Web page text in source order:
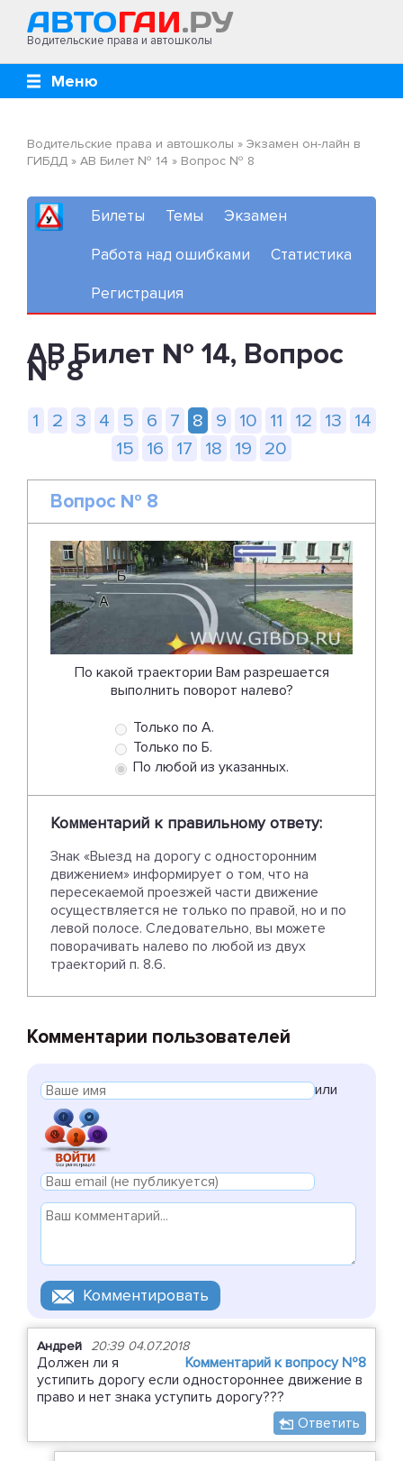
Водительские права и автошколы
Меню
Водительские права и автошколы » Экзамен он-лайн в
ГИБДД » AB Билет № 14 » Вопрос № 8
Билеты Темы Экзамен
Работа над ошибками Статистика
Регистрация
AB Билет № 14, Вопрос
№ 8
1 2 3 4 5 6 7 8 9 10 11 12 13
14
15
16 17 18 19 20
Вопрос № 8
По какой траектории Вам разрешается
выполнить поворот налево?
Только по А.
Только по Б.
По любой из указанных.
Комментарий к правильному ответу:
Знак «Выезд на дорогу с односторонним
движением» информирует о том, что на
пересекаемой проезжей части движение
осуществляется не только по правой, но и по
левой полосе. Следовательно, вы можете
поворачивать налево по любой из двух
траекторий п. 8.6.
Комментарии пользователей
или
Андрей 20:39 04.07.2018
Комментарий к вопросу №8
Должен ли я
устипить дорогу если одностороннее движение в
право и нет знака уступить дорогу???
Ответить